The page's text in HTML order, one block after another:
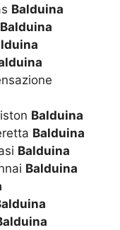
Balduina
Balduina
Balduina
Balduina
Balduina
Balduina